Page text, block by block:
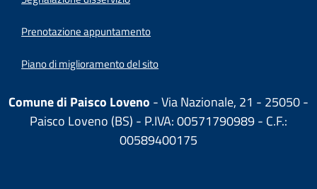
Prenotazione appuntamento
Piano di miglioramento del sito
Comune di Paisco Loveno - Via Nazionale, 21 - 25050 -
Paisco Loveno (BS) - P.IVA: 00571790989 - C.F.:
00589400175